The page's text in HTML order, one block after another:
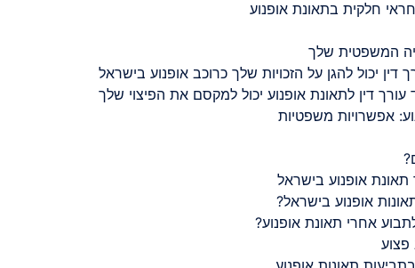
חלקית בתאונת אופנוע
המשפטית שלך
דין יכול להגן על הזכויות שלך כרוכב אופנוע בישראל
עורך דין לתאונת אופנוע יכול למקסם את הפיצוי שלך
אפשרויות משפטיות
אופנוע בישראל
אופנוע בישראל?
אחרי תאונת אופנוע?
פצוע